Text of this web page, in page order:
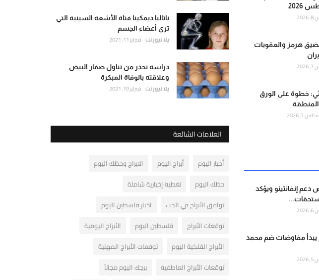
هرمز والعقوبات
خطوة على الورق
7, 2026
دعم إنفانتينو ويؤكد
مفاوضات ضم محمد
ناتاليا ديمكينا فتاة الأشعة السينية التي
ترى أعضاء الجسم
يلا نيوز نت فبراير 11, 2021
دراسة تحذر من تناول صفار البيض
وعلاقته بالوفاة المبكرة
يلا نيوز نت فبراير 10, 2021
العلامات الشائعة
أخبار اليوم أبراج اليوم
الابراج وحظك اليوم
حظك اليوم
تغطية إخبارية شاملة
توافق الأبراج في الحب
اخبار فلسطين اليوم
توقعات الأبراج
فلسطين اليوم
الأبراج اليومية
الأبراج الفلكية اليوم
توقعات الأبراج المهنية
توقعات الأبراج العاطفية
برجك اليوم مجاناً